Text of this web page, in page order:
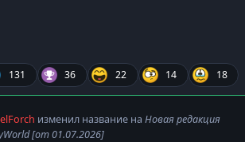
131 36 22 14 18
изменил название на Новая редакция
[от 01.07.2026]